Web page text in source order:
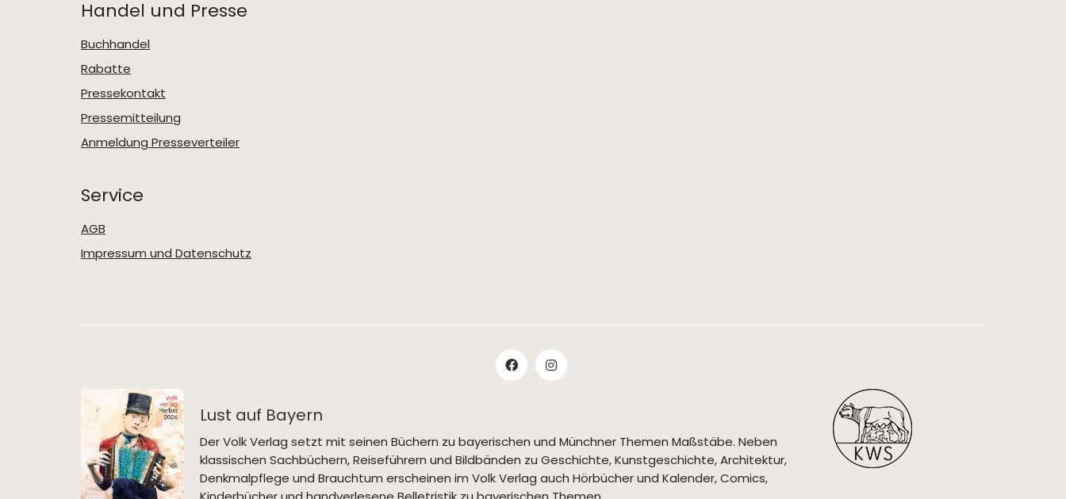
Handel und Presse
Buchhandel
Rabatte
Pressekontakt
Pressemitteilung
Anmeldung Presseverteiler
Service
AGB
Impressum und Datenschutz
Lust auf Bayern
Der Volk Verlag setzt mit seinen Büchern zu bayerischen und Münchner Themen Maßstäbe. Neben
klassischen Sachbüchern, Reiseführern und Bildbänden zu Geschichte, Kunstgeschichte, Architektur,
Denkmalpflege und Brauchtum erscheinen im Volk Verlag auch Hörbücher und Kalender, Comics,